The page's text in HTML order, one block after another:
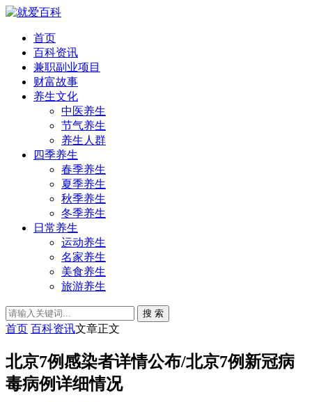
首页
百科资讯
兼职副业项目
财富故事
养生文化
中医养生
节气养生
养生人群
四季养生
春季养生
夏季养生
秋季养生
冬季养生
日常养生
运动养生
名家养生
美食养生
旅游养生
搜 索
首页 百科资讯文章正文
北京7例感染者详情公布/北京7例新冠病
毒病例详细情况